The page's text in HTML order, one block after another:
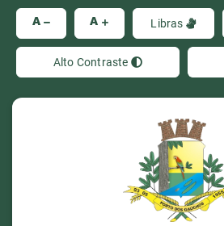
A A Libras
Alto Contraste